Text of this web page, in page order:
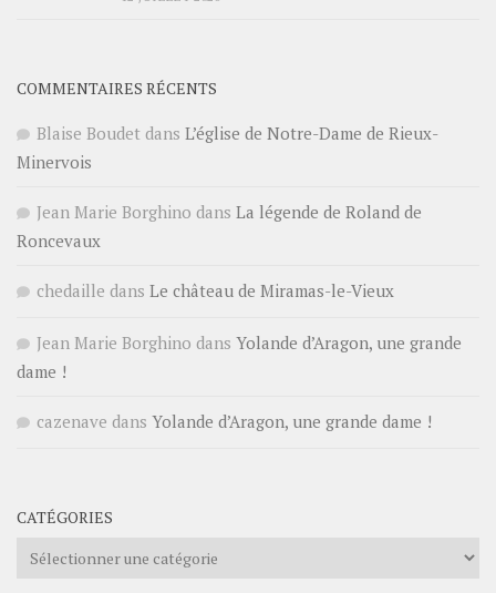
COMMENTAIRES RÉCENTS
Blaise Boudet dans L’église de Notre-Dame de Rieux-
Minervois
Jean Marie Borghino dans La légende de Roland de
Roncevaux
chedaille dans Le château de Miramas-le-Vieux
Jean Marie Borghino dans Yolande d’Aragon, une grande
dame !
cazenave dans Yolande d’Aragon, une grande dame !
CATÉGORIES
Catégories